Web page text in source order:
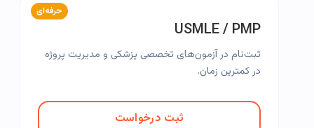
حرفه‌ای
USMLE / PMP
ثبت‌نام در آزمون‌های تخصصی پزشکی و مدیریت پروژه
در کمترین زمان.
ثبت درخواست